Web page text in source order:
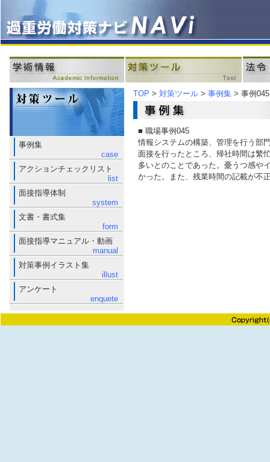
事例集
case
アクションチェックリスト
list
面接指導体制
system
文書・書式集
form
面接指導マニュアル・動画
manual
対策事例イラスト集
illust
アンケート
enquete
TOP > 対策ツール > 事例集 > 事例045
■ 職場事例045
情報システムの構築、管理を行う部
面接を行ったところ、帰社時間は繁
多いとのことであった。憂うつ感や
かった。また、残業時間の記載が不